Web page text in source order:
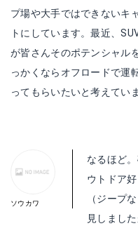
プ場や大手ではできないキ
トにしています。最近、
が皆さんそのポテンシャル
っかくならオフロードで運
ってもらいたいと考えてい
なるほど
ウトドア
（ジープ
見しまし